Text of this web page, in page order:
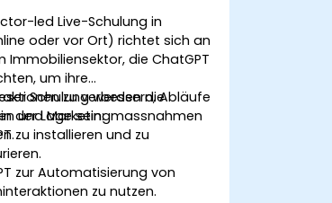
led Live-Schulung in
oder vor Ort) richtet sich an
Immobiliensektor, die ChatGPT
um ihre
zu verbessern, Abläufe
und Marketingmassnahmen
Schulung werden die
der Lage sein:
zu installieren und zu
zur Automatisierung von
zu nutzen.